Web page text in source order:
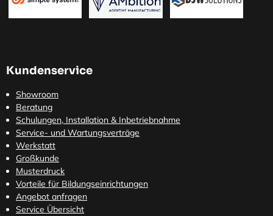
Kundenservice
Showroom
Beratung
Schulungen, Installation & Inbetriebnahme
Service- und Wartungsverträge
Werkstatt
Großkunde
Musterdruck
Vorteile für Bildungseinrichtungen
Angebot anfragen
Service Übersicht